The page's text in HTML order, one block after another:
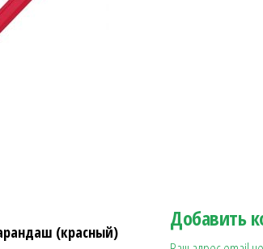
(красный)
Добавить